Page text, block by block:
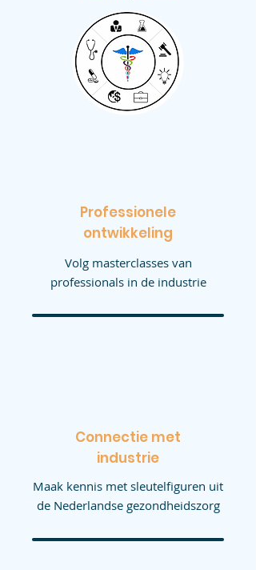
Professionele
ontwikkeling
Volg masterclasses van
professionals in de industrie
Connectie met
industrie
Maak kennis met sleutelfiguren uit
de Nederlandse gezondheidszorg